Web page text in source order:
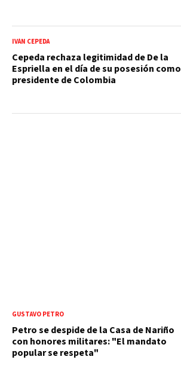
IVÁN CEPEDA
Cepeda rechaza legitimidad de De la
Espriella en el día de su posesión como
presidente de Colombia
GUSTAVO PETRO
Petro se despide de la Casa de Nariño
con honores militares: "El mandato
popular se respeta"